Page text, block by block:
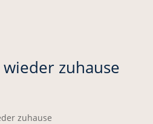
zuhause
zuhause